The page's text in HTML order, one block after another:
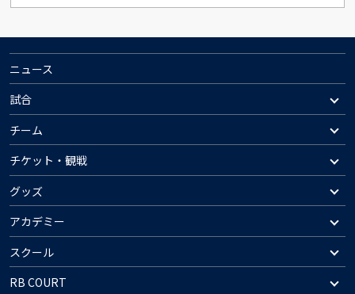
ニュース
試合
チーム
チケット・観戦
グッズ
アカデミー
スクール
RB COURT